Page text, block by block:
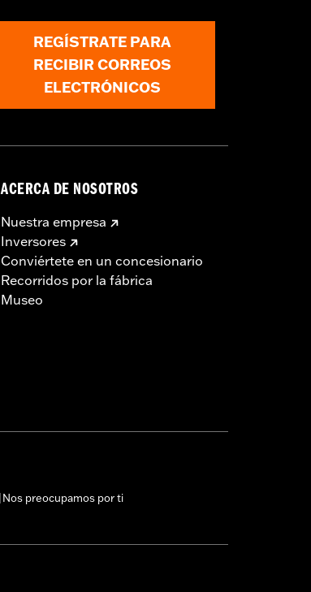
REGÍSTRATE PARA
RECIBIR CORREOS
ELECTRÓNICOS
ACERCA DE NOSOTROS
Nuestra empresa
Inversores
Conviértete en un concesionario
Recorridos por la fábrica
Museo
Nos preocupamos por ti